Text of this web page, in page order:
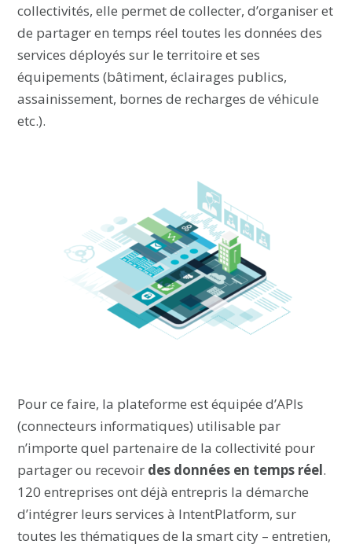
collectivités, elle permet de collecter, d’organiser et
de partager en temps réel toutes les données des
services déployés sur le territoire et ses
équipements (bâtiment, éclairages publics,
assainissement, bornes de recharges de véhicule
etc.).
Pour ce faire, la plateforme est équipée d’APIs
(connecteurs informatiques) utilisable par
n’importe quel partenaire de la collectivité pour
partager ou recevoir des données en temps réel.
120 entreprises ont déjà entrepris la démarche
d’intégrer leurs services à IntentPlatform, sur
toutes les thématiques de la smart city – entretien,